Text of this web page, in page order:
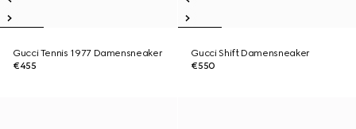
Gucci Tennis 1977 Damensneaker
€455
Gucci Shift Damensneaker
€550